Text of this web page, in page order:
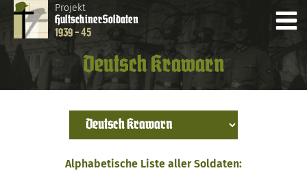
Projekt
HultschinerSoldaten
1939 - 45
Deutsch Krawarn
Alphabetische Liste aller Soldaten: